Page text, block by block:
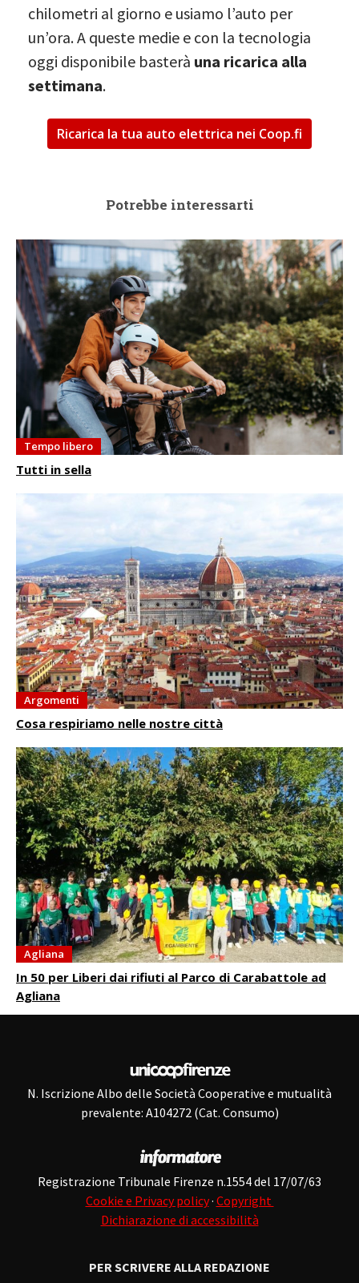
chilometri al giorno e usiamo l’auto per
un’ora. A queste medie e con la tecnologia
oggi disponibile basterà una ricarica alla
settimana.
Ricarica la tua auto elettrica nei Coop.fi
Potrebbe interessarti
Tempo libero
Tutti in sella
Argomenti
Cosa respiriamo nelle nostre città
Agliana
In 50 per Liberi dai rifiuti al Parco di Carabattole ad
Agliana
N. Iscrizione Albo delle Società Cooperative e mutualità
prevalente: A104272 (Cat. Consumo)
Registrazione Tribunale Firenze n.1554 del 17/07/63
Cookie e Privacy policy· Copyright
Dichiarazione di accessibilità
PER SCRIVERE ALLA REDAZIONE